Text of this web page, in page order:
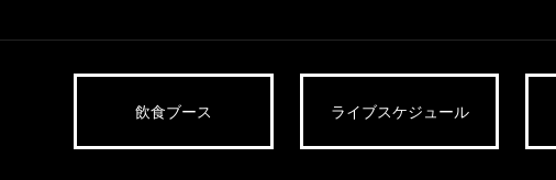
飲食ブース ライブスケジュール